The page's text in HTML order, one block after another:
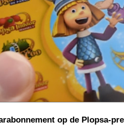
op de Plopsa-